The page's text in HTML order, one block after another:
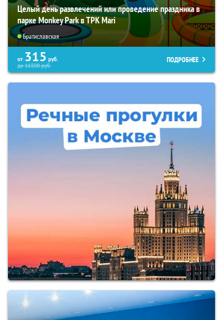
Целый день развлечений или проведение праздника в
парке Monkey Park в ТРК Mari
Братиславская
от 315 руб.
до16500руб.
ПОДРОБНЕЕ